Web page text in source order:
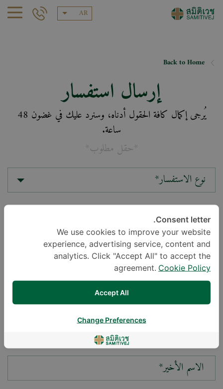
AR
Back to Home
إرسال استفسار
يُرجى إكمال كافة الحقول أدناه، وسنرد عليك في غضون 48
ساعة.
*حقل مطلوب*
نوع الاستفسار*
الموقع*
سؤالك*
الاسم الأخير*
Consent letter.
We use cookies to improve your website
experience, advertising service, content and
analytics. Click "Accept All" to accept the
agreement. Cookie Policy
Accept All
Change Preferences